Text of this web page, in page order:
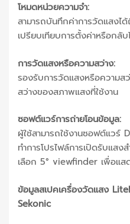
โหมดหน่วยความจำ:
สามารถบันทึกค่าการวัดแสงไ
เปรียบเทียบการตั้งค่าหรือกลั
การวัดแสงหรือความสว่าง:
รองรับการวัดแสงหรือความส
สว่างของสภาพแสงที่ใช้งาน
ซอฟต์แวร์การถ่ายโอนข้อมูล:
ผู้ใช้สามารถใช้งานซอฟต์แว
ทำการโปรไฟล์การเปิดรับแส
เลือก 5° viewfinder เพื่อแส
ข้อมูลสเปคเครื่องวัดแสง
Sekonic